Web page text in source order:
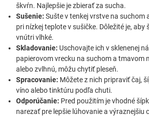
škvŕn. Najlepšie je zbierať za sucha.
Sušenie: Sušte v tenkej vrstve na suchom
pri nízkej teplote v sušičke. Dôležité je, aby
vnútri vlhké.
Skladovanie: Uschovajte ich v sklenenej
papierovom vrecku na suchom a tmavom
alebo zvlhnú, môžu chytiť pleseň.
Spracovanie: Môžete z nich pripraviť čaj,
víno alebo tinktúru podľa chuti.
Odporúčanie: Pred použitím je vhodné
narezať pre lepšie lúhovanie a výraznejšiu